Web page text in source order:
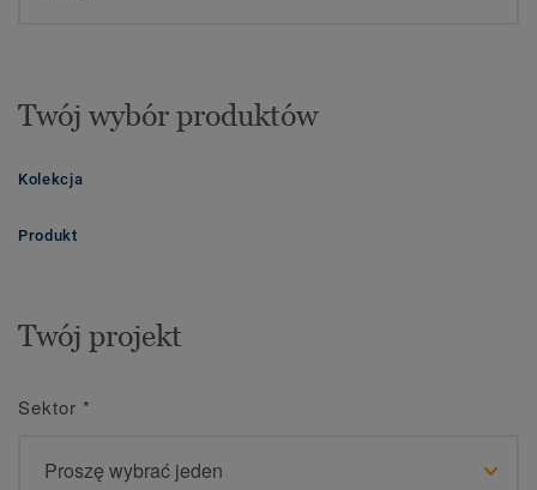
Twój wybór produktów
Kolekcja
Produkt
Twój projekt
Sektor *